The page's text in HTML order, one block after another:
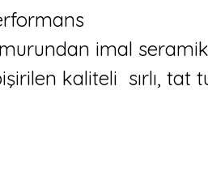
imal
kaliteli sırlı,